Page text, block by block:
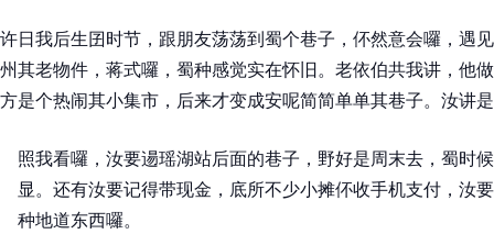
许日我后生囝时节，跟朋友荡荡到蜀个巷子，伓然意会囉，遇
州其老物件，蒋式囉，蜀种感觉实在怀旧。老依伯共我讲，他
方是个热闹其小集市，后来才变成安呢简简单单其巷子。汝讲
照我看囉，汝要逿瑶湖站后面的巷子，野好是周末去，蜀时
显。还有汝要记得带现金，底所不少小摊伓收手机支付，汝
种地道东西囉。